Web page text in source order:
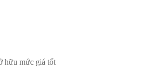
hữu mức giá tốt